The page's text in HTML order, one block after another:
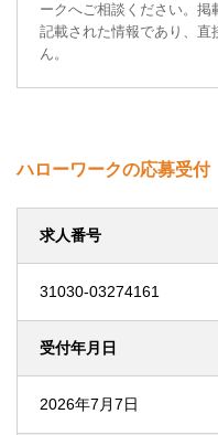
ークへご相談ください。
記載された情報であり、直
ん。
ハローワークの応募受付
求人番号
31030-03274161
受付年月日
2026年7月7日